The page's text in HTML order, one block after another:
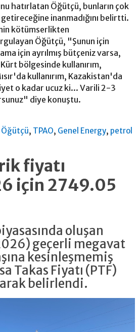
hatırlatan Öğütçü, bunların çok
getireceğine inanmadığını belirtti.
kötümserlikten
Öğütçü, "Şunun için
için ayrılmış bütçeniz varsa,
bölgesinde kullanırım,
kullanırım, Kazakistan'da
o kadar ucuz ki... Varili 2-3
diye konuştu.
, TPAO, Genel Energy, petrol
fiyatı
için 2749.05
oluşan
geçerli megavat
kesinleşmemiş
Takas Fiyatı (PTF)
belirlendi.